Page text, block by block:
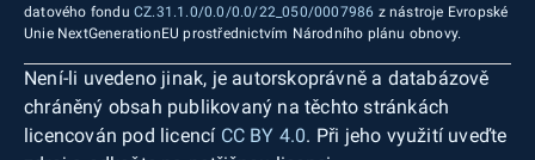
datového fondu CZ.31.1.0/0.0/0.0/22_050/0007986 z nástroje Evropské
Unie NextGenerationEU prostřednictvím Národního plánu obnovy.
Není-li uvedeno jinak, je autorskoprávně a databázově
chráněný obsah publikovaný na těchto stránkách
licencován pod licencí CC BY 4.0. Při jeho využití uveďte